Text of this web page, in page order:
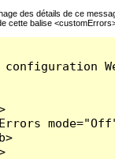
des détails de ce
cette balise